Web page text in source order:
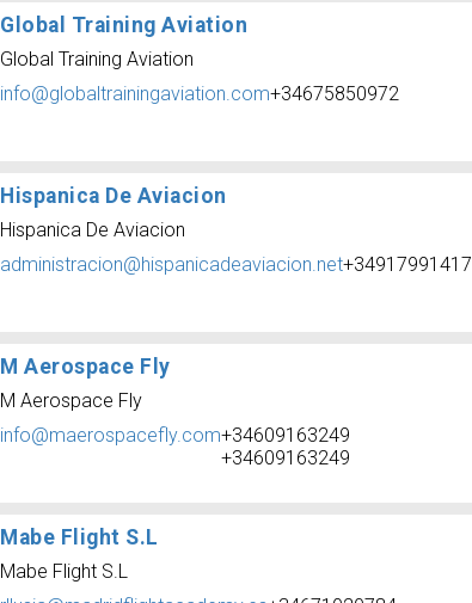
Global Training Aviation
Global Training Aviation
info@globaltrainingaviation.com+34675850972
Hispanica De Aviacion
Hispanica De Aviacion
administracion@hispanicadeaviacion.net+34917991417
M Aerospace Fly
M Aerospace Fly
info@maerospacefly.com+34609163249
+34609163249
Mabe Flight S.L
Mabe Flight S.L